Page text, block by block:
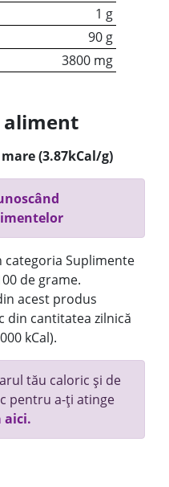
1 g
90 g
3800 mg
(3.87kCal/g)
categoria Suplimente
de grame.
acest produs
din cantitatea zilnică
kCal).
tău caloric și de
pentru a-ți atinge
aici.